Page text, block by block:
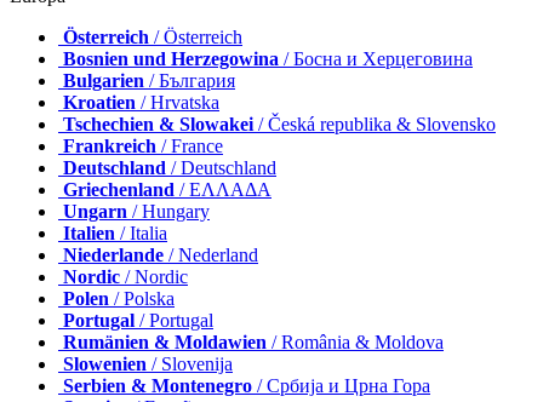
Österreich / Österreich
Bosnien und Herzegowina / Босна и Херцеговина
Bulgarien / България
Kroatien / Hrvatska
Tschechien & Slowakei / Česká republika & Slovensko
Frankreich / France
Deutschland / Deutschland
Griechenland / ΕΛΛΑΔΑ
Ungarn / Hungary
Italien / Italia
Niederlande / Nederland
Nordic / Nordic
Polen / Polska
Portugal / Portugal
Rumänien & Moldawien / România & Moldova
Slowenien / Slovenija
Serbien & Montenegro / Србија и Црна Гора